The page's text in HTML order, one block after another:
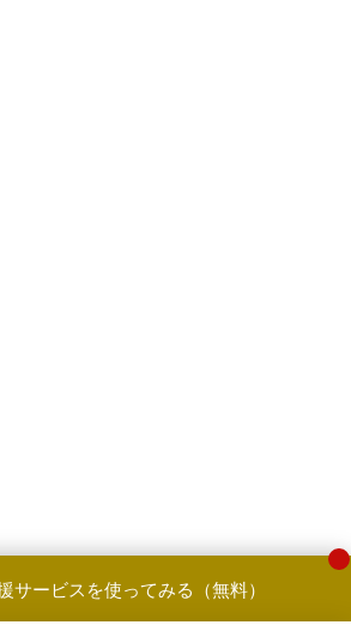
サービスを使ってみる（無料）